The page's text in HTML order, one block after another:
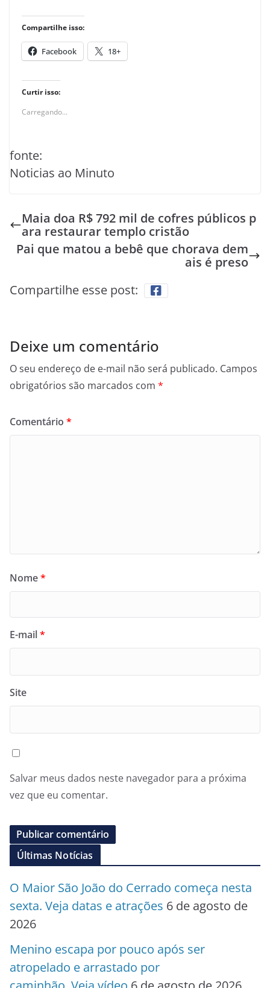
Compartilhe isso:
Facebook 18+
Curtir isso:
Carregando...
fonte:
Noticias ao Minuto
Maia doa R$ 792 mil de cofres públicos p
ara restaurar templo cristão
Pai que matou a bebê que chorava dem
ais é preso
Compartilhe esse post:
Deixe um comentário
O seu endereço de e-mail não será publicado. Campos
obrigatórios são marcados com *
Comentário *
Nome*
E-mail*
Site
Salvar meus dados neste navegador para a próxima
vez que eu comentar.
Últimas Notícias
O Maior São João do Cerrado começa nesta
sexta. Veja datas e atrações 6 de agosto de
2026
Menino escapa por pouco após ser
atropelado e arrastado por